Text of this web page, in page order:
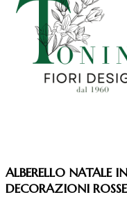
ALBERELLO NATALE
DECORAZIONI